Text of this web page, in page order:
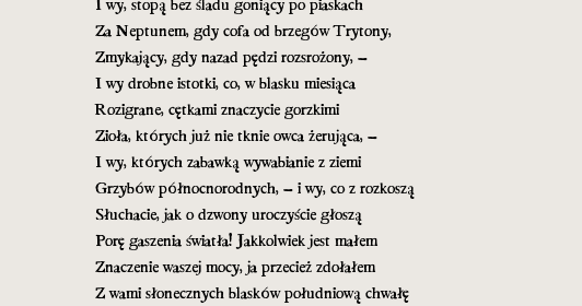
Za Neptunem, gdy cofa od brzegów Trytony,
Zmykający, gdy nazad pędzi rozsrożony, –
I wy drobne istotki, co, w blasku miesiąca
Rozigrane, cętkami znaczycie gorzkimi
Zioła, których już nie tknie owca żerująca, –
I wy, których zabawką wywabianie z ziemi
Grzybów północnorodnych, – i wy, co z rozkoszą
Słuchacie, jak o dzwony uroczyście głoszą
Porę gaszenia światła! Jakkolwiek jest małem
Znaczenie waszej mocy, ja przecież zdołałem
Z wami słonecznych blasków południową chwałę